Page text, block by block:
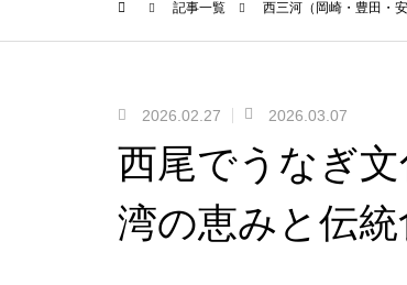
記事一覧 西三河（岡崎・豊田・
2026.02.27 2026.03.07
西尾でうなぎ
湾の恵みと伝